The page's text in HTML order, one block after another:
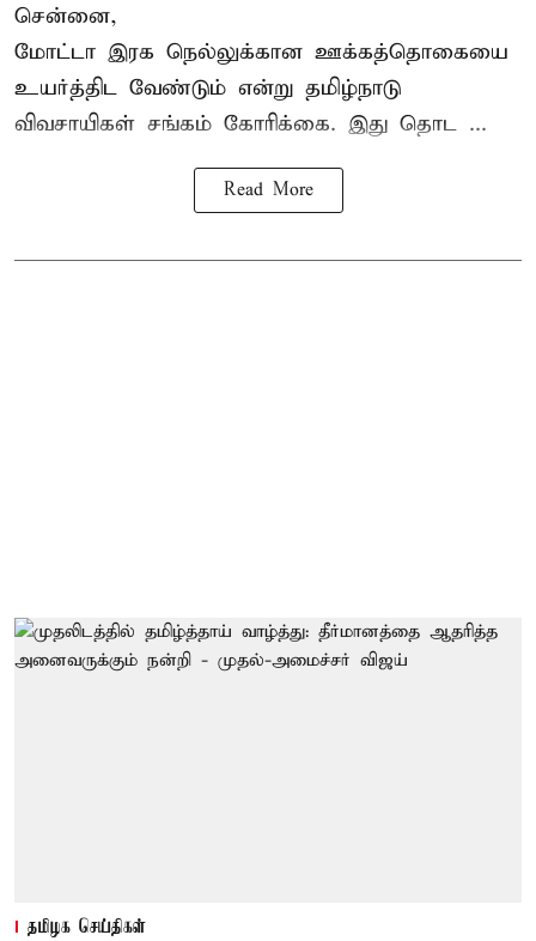
சென்னை,
மோட்டா இரக நெல்லுக்கான ஊக்கத்தொகையை
உயர்த்திட வேண்டும் என்று தமிழ்நாடு
விவசாயிகள் சங்கம் கோரிக்கை. இது தொட ...
Read More
தமிழக செய்திகள்